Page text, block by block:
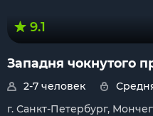
9.1
Западня чокнутого
2-7 человек
г. Санкт-Петербург,